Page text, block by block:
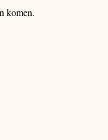
komen.